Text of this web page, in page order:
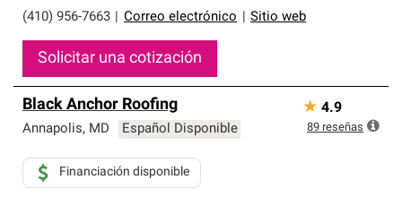
(410) 956-7663 Correo electrónico Sitio web
Solicitar una cotización
Black Anchor Roofing
Annapolis, MD Español Disponible
Financiación disponible
★ 4.9
89 reseñas